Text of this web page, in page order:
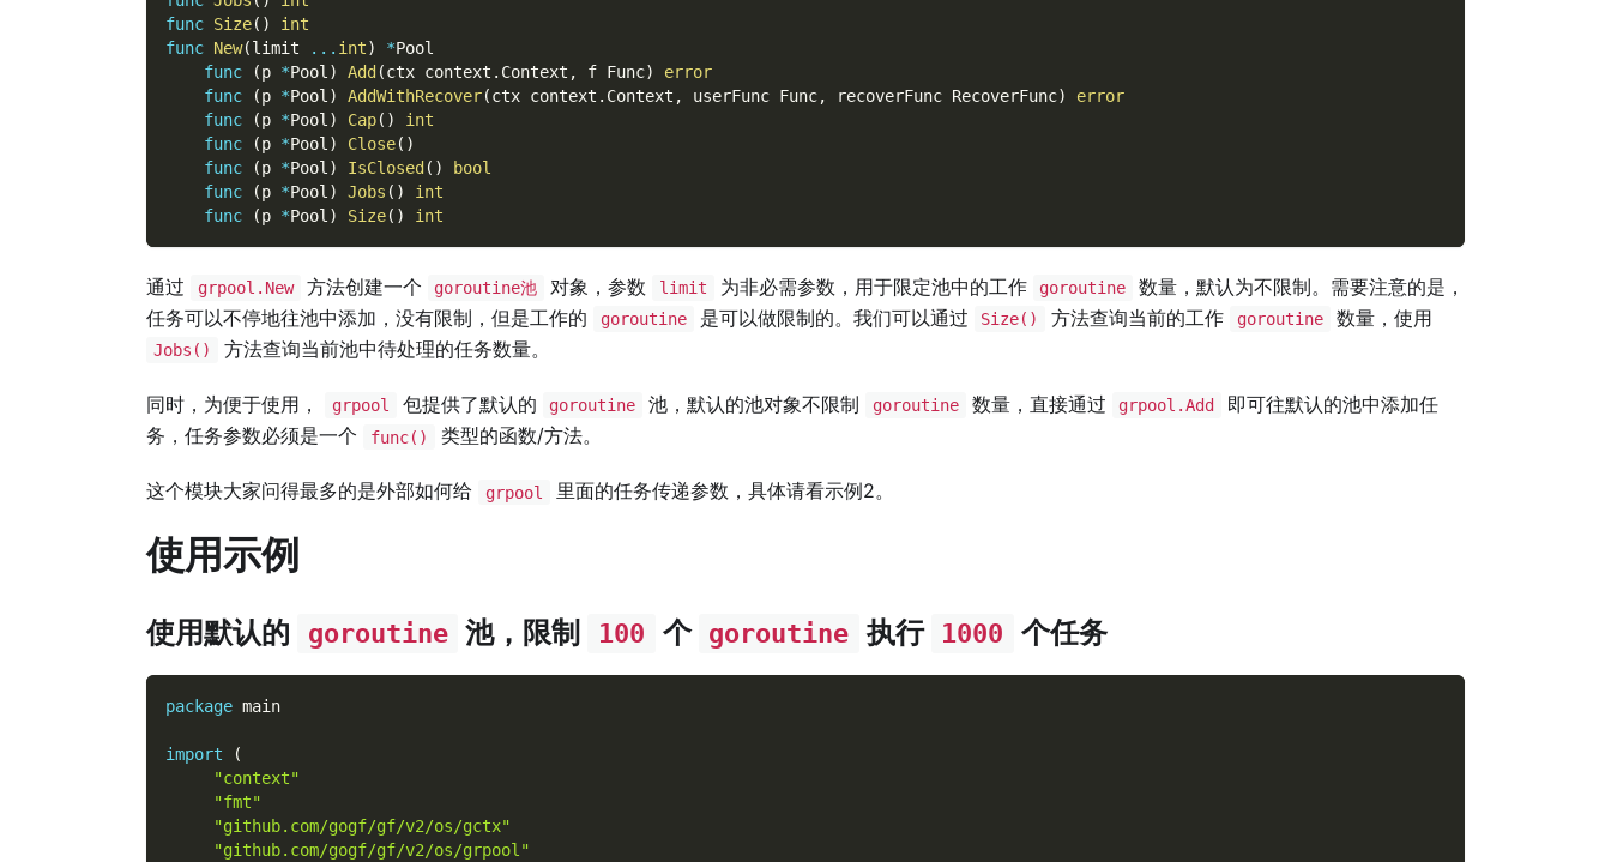
func Size( )
int
func New(limit ... int) *Pool
func
(p *Pool ) Add (ctx context . Context , f Func)
error
func
(p *Pool ) AddWithRecover(ctx context . Context , userFunc Func, recoverFunc RecoverFunc)
error
func
(p *Pool ) Cap( )
int
func
(p *Pool ) Close( )
func
(p *Pool ) IsClosed ( )
bool
func
(p *Pool ) Jobs ( )
int
func
(p *Pool ) Size( ) int
通过 grpool.New 方法创建一个 goroutine池 对象，参数 limit 为非必需参数，用于限定池中的工作 goroutine
数量，默认为不限制。需要注意的是，
任务可以不停地往池中添加，没有限制，但是工作的
goroutine 是可以做限制的。我们可以通过 Size() 方法查询当前的工作 goroutine 数量，使用
Jobs() 方法查询当前池中待处理的任务数量。
同时，为便于使用， grpool 包提供了默认的 goroutine 池，默认的池对象不限制 goroutine 数量，直接通过 grpool.Add
即可往默认的池中添加任
务，任务参数必须是一个
func() 类型的函数/方法。
这个模块大家问得最多的是外部如何给 grpool 里面的任务传递参数，具体请看示例2。
使用示例
使用默认的 goroutine 池，限制 100 个 goroutine 执行 1000 个任务
package main
import
(
"context"
"fmt"
"github.com/gogf/gf/v2/os/gctx"
"github.com/gogf/gf/v2/os/grpool"